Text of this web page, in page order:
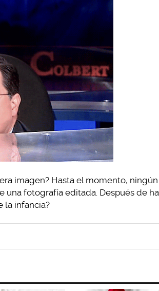
imagen? Hasta el momento, ningún
una fotografía editada. Después de
la infancia?